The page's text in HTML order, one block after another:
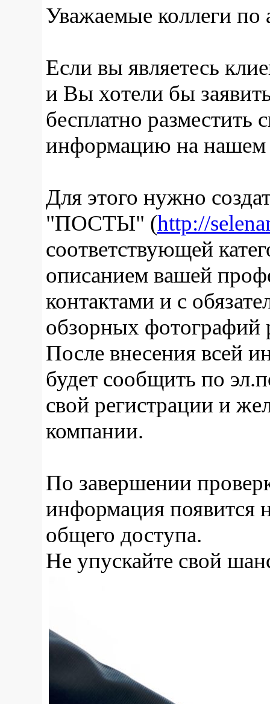
Уважаемые коллеги по
Если вы являетесь
и Вы хотели бы
бесплатно
информацию на нашем
Для этого нужно
"ПОСТЫ" (http://
соответствующей
описанием вашей
контактами и с
обзорных фотографий
После внесения всей
будет сообщить по
свой регистрации и
компании.
По завершении
информация появится
общего доступа.
Не упускайте свой